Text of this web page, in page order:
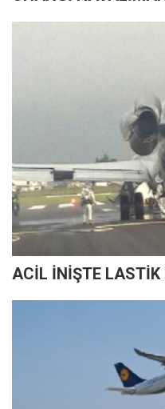
ACİL İNİŞTE LASTİK